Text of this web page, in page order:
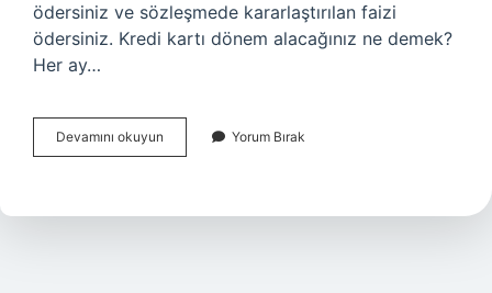
ödersiniz ve sözleşmede kararlaştırılan faizi
ödersiniz. Kredi kartı dönem alacağınız ne demek?
Her ay…
Devamını okuyun
Kartında
Ne
Yorum Bırak